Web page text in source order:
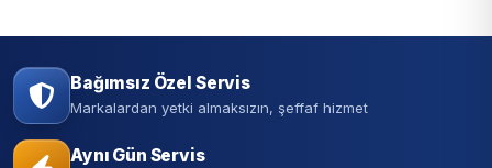
Bağımsız Özel Servis
Markalardan yetki almaksızın, şeffaf hizmet
Aynı Gün Servis